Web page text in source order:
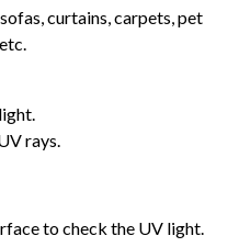
curtains, carpets, pet
rays.
to check the UV light.